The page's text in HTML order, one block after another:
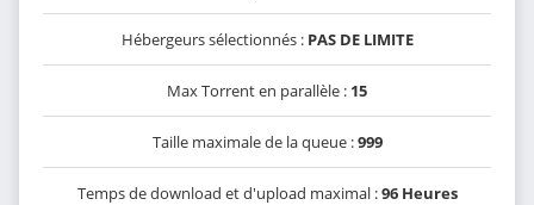
Hébergeurs sélectionnés : PAS DE LIMITE
Max Torrent en parallèle : 15
Taille maximale de la queue :999
Temps de download et d'upload maximal :96 Heures